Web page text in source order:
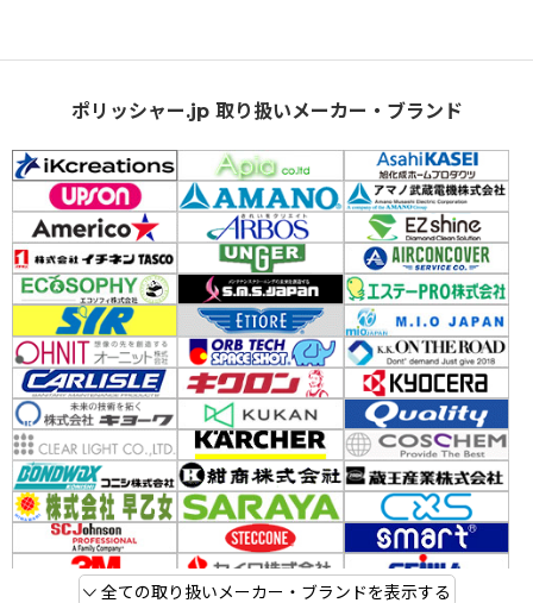
ポリッシャー.jp 取り扱いメーカー・ブランド
全ての取り扱いメーカー・ブランドを表示する